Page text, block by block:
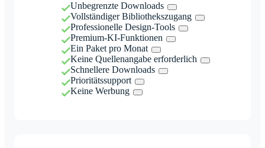
Unbegrenzte Downloads
Vollständiger Bibliothekszugang
Professionelle Design-Tools
Premium-KI-Funktionen
Ein Paket pro Monat
Keine Quellenangabe erforderlich
Schnellere Downloads
Prioritätssupport
Keine Werbung